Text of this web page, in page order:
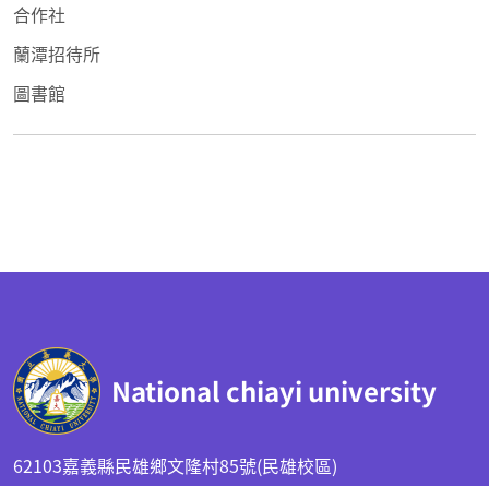
合作社
蘭潭招待所
圖書館
National chiayi university
62103嘉義縣民雄鄉文隆村85號(民雄校區)